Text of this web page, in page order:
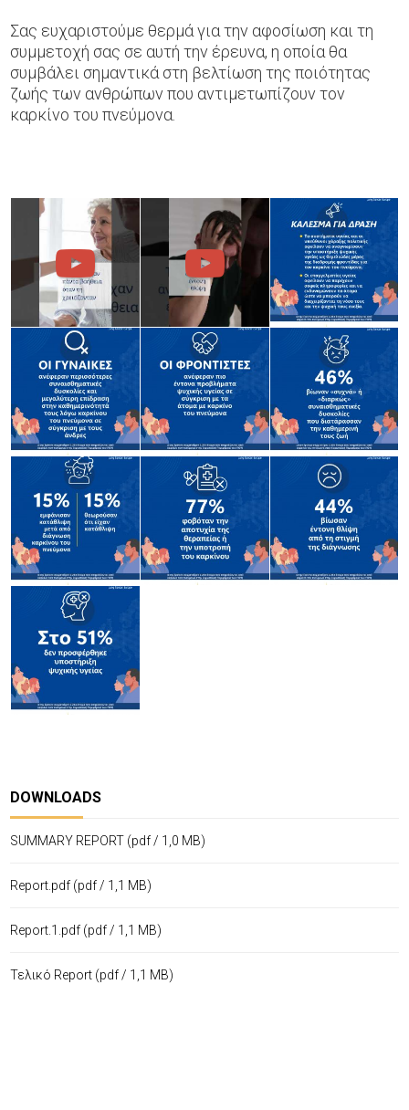
Σας ευχαριστούμε θερμά για την αφοσίωση και τη
συμμετοχή σας σε αυτή την έρευνα, η οποία θα
συμβάλει σημαντικά στη βελτίωση της ποιότητας
ζωής των ανθρώπων που αντιμετωπίζουν τον
καρκίνο του πνεύμονα.
DOWNLOADS
SUMMARY REPORT (pdf / 1,0 MB)
Report.pdf (pdf / 1,1 MB)
Report.1.pdf (pdf / 1,1 MB)
Τελικό Report (pdf / 1,1 MB)